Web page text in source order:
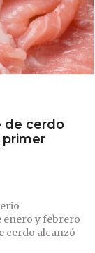
de cerdo
primer
enero y febrero
cerdo alcanzó